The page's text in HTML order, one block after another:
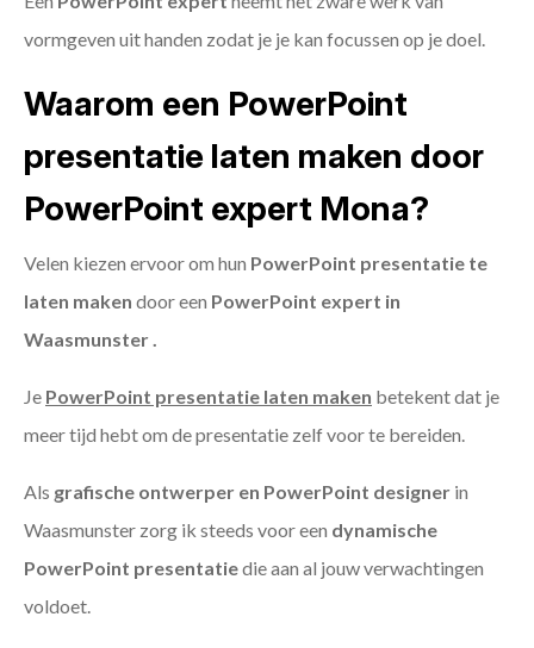
vormgeven uit handen zodat je je kan focussen op je doel.
Waarom een PowerPoint
presentatie laten maken door
PowerPoint expert Mona?
Velen kiezen ervoor om hun PowerPoint presentatie te
laten maken door een PowerPoint expert in
Waasmunster .
Je PowerPoint presentatie laten maken betekent dat je
meer tijd hebt om de presentatie zelf voor te bereiden.
Als grafische ontwerper en PowerPoint designer in
Waasmunster zorg ik steeds voor een dynamische
PowerPoint presentatiedie aan al jouw verwachtingen
voldoet.